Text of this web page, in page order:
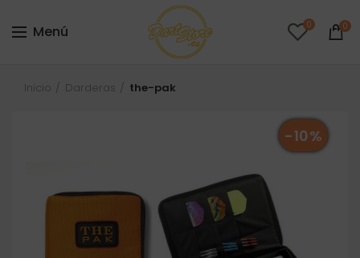
Menú 0 0
Inicio Darderas the-pak
-10%